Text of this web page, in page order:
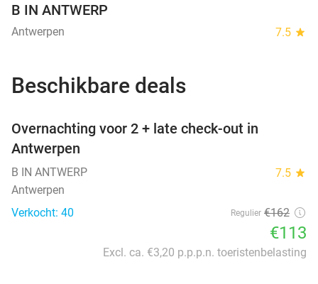
B IN ANTWERP
Antwerpen 7.5 star
Beschikbare deals
Overnachting voor 2 + late check-out in
Antwerpen
B IN ANTWERP 7.5 star
Antwerpen
Verkocht: 40
Regulier €162
€113
Excl. ca. €3,20 p.p.p.n. toeristenbelasting